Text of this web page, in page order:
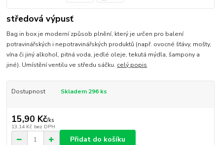
středová výpusť
Bag in box je moderní způsob plnění, který je určen pro balení
potravinářských i nepotravinářských produktů (např. ovocné šťávy, mošty,
vína či jiný alkohol, pitná voda, jedlé oleje, tekutá mýdla, šampony a
jiné). Umístění ventilu ve středu sáčku. celý popis
Dostupnost Skladem 296 ks
15,90 Kč/ks
13,14 Kč bez DPH
Přidat do košíku